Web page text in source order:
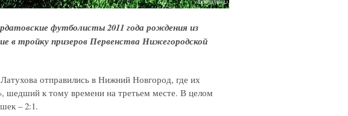
футболисты 2011 года рождения из
в тройку призеров Первенства Нижегородской
отправились в Нижний Новгород, где их
шедший к тому времени на третьем месте. В целом
– 2:1.